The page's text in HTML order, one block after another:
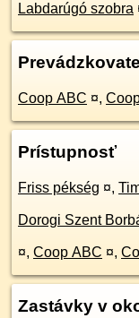
Labdarúgó szobra
Coop ABC ¤,
Prístupnosť
Friss pékség ¤,
Dorogi Szent
¤, Coop ABC ¤,
Zastávky v